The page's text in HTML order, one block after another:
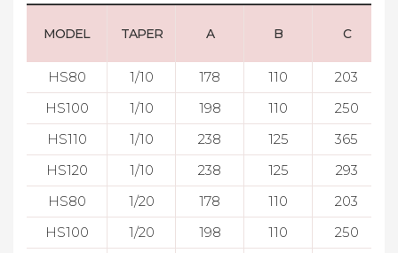
MODEL TAPER A B C
HS80 1/10 178 110
203
HS100
1/10 198 110
250
HS110
1/10 238 125
365
HS120
1/10 238 125
293
HS80
1/20 178 110
203
HS100
1/20 198 110
250